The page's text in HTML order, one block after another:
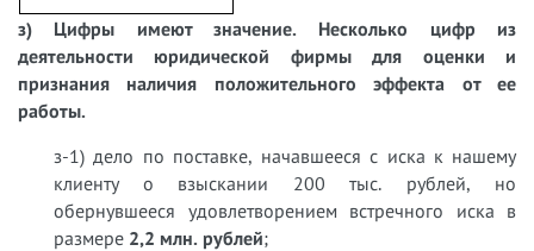
з) Цифры имеют значение. Несколько цифр из
деятельности юридической фирмы для оценки и
признания наличия положительного эффекта от ее
работы.
з-1) дело по поставке, начавшееся с иска к нашему
клиенту о взыскании 200 тыс. рублей, но
обернувшееся удовлетворением встречного иска в
размере 2,2 млн. рублей;